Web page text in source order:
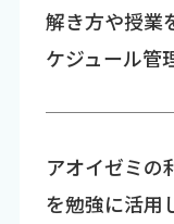
解き方や授業
ケジュール管
アオイゼミの
を勉強に活用